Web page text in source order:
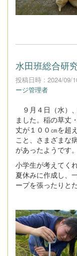
水田班総合研
投稿日時 : 2024/09/
ージ管理者
９月４日（水）
ました。稲の草丈
丈が１００㎝を超
こと、さまざまな
があったようです。
小学生が考えてく
夏休みに作成し、
ープを張ったりと